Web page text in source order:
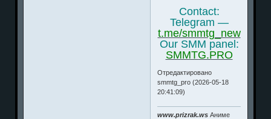
Contact:
Telegram —
t.me/smmtg_new
Our SMM panel:
SMMTG.PRO
Отредактировано
smmtg_pro (2026-05-18
20:41:09)
www.prizrak.ws Аниме